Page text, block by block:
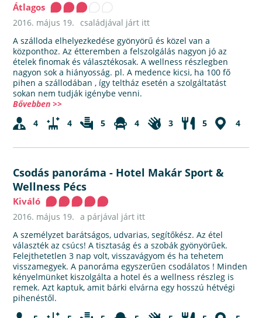
Átlagos
2016. május 19.
családjával járt itt
A szálloda elhelyezkedése gyönyörű és közel van a
központhoz. Az étteremben a felszolgálás nagyon jó az
ételek finomak és választékosak. A wellness részlegben
nagyon sok a hiányosság. pl. A medence kicsi, ha 100 fő
pihen a szállodában , így teltház esetén a szolgáltatást
sokan nem tudják igénybe venni.
Bővebben >>
4
4 5 4 3 5 4
Csodás panoráma - Hotel Makár Sport &
Wellness Pécs
Kiváló
2016. május 19. a párjával járt itt
A személyzet barátságos, udvarias, segítőkész. Az étel
választék az csúcs! A tisztaság és a szobák gyönyörűek.
Felejthetetlen 3 nap volt, visszavágyom és ha tehetem
visszamegyek. A panoráma egyszerűen csodálatos ! Minden
kényelmünket kiszolgálta a hotel és a wellness részleg is
remek. Azt kaptuk, amit bárki elvárna egy hosszú hétvégi
pihenéstől.